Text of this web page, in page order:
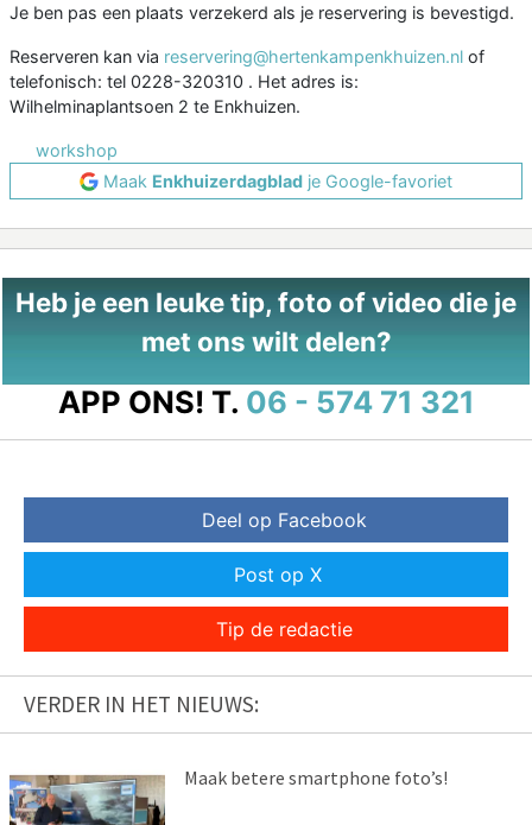
Je ben pas een plaats verzekerd als je reservering is bevestigd.
Reserveren kan via reservering@hertenkampenkhuizen.nl of
telefonisch: tel 0228-320310 . Het adres is:
Wilhelminaplantsoen 2 te Enkhuizen.
workshop
Maak Enkhuizerdagblad je Google-favoriet
Heb je een leuke tip, foto of video die je
met ons wilt delen?
APP ONS! T. 06 - 574 71 321
Deel op Facebook
Post op X
Tip de redactie
VERDER IN HET NIEUWS:
Maak betere smartphone foto’s!